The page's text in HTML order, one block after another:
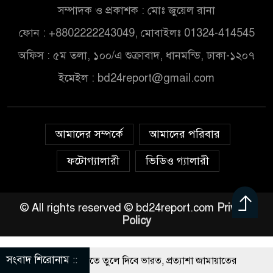
ব্যবহার ছাড়াই মার্কিন ঘাঁটিতে নিখুঁত হামলা চালান ইরানি
ক্ষতিগ্রস্ত ১০০ পরিবারকে নতুন ঘর দেবেন প্রধানমন্ত্রী
আপত্তিকর ছবি তুলে লন্ডনে বয়ফ্রেন্ডের কাছে পাঠাতেন
বিশ্ববিদ্যালয়ের ছাত্রী
চেয়ে ‘হাজারগুণ ভালো’ দেশ চালাচ্ছেন তারেক রহমান:
না হতেই মর্মান্তিক দুই দুর্ঘটনা, ঝরে গেল ১৫ প্রাণ
পর যদি সন্তানেরা না করে, তাই জীবিত অবস্থায় নিজের চল্লিশার
করলেন বৃদ্ধ
সম্পাদক ও প্রকাশক : মোঃ জুয়েল রানা
ফোন : +8802222243049, মোবাইলঃ 01324-414545
অফিস : ৫ম তলা, ১০০/এ শুক্রাবাদ, ধানমন্ডি, ঢাকা-১২০৭
ইমেইল : bd24report@gmail.com
আমাদের সম্পর্কে
আমাদের পরিবার
ফটোগ্যালারী
ভিডিও গ্যালারী
© All rights reserved © bd24report.com Privacy
Policy
সংবাদ শিরোনাম ::
বাংলাদেশের হাতে তুলে দিবে ভারত, প্রত্যাশা জামায়াতের